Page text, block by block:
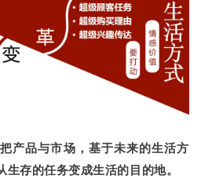
产品与市场，基于未来的生活方
存的任务变成生活的目的地。